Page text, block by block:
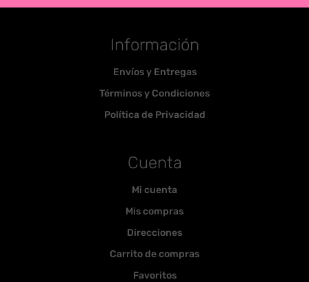
Información
Envíos y Entregas
Términos y Condiciones
Política de Privacidad
Cuenta
Mi cuenta
Mis compras
Direcciones
Carrito de compras
Favoritos